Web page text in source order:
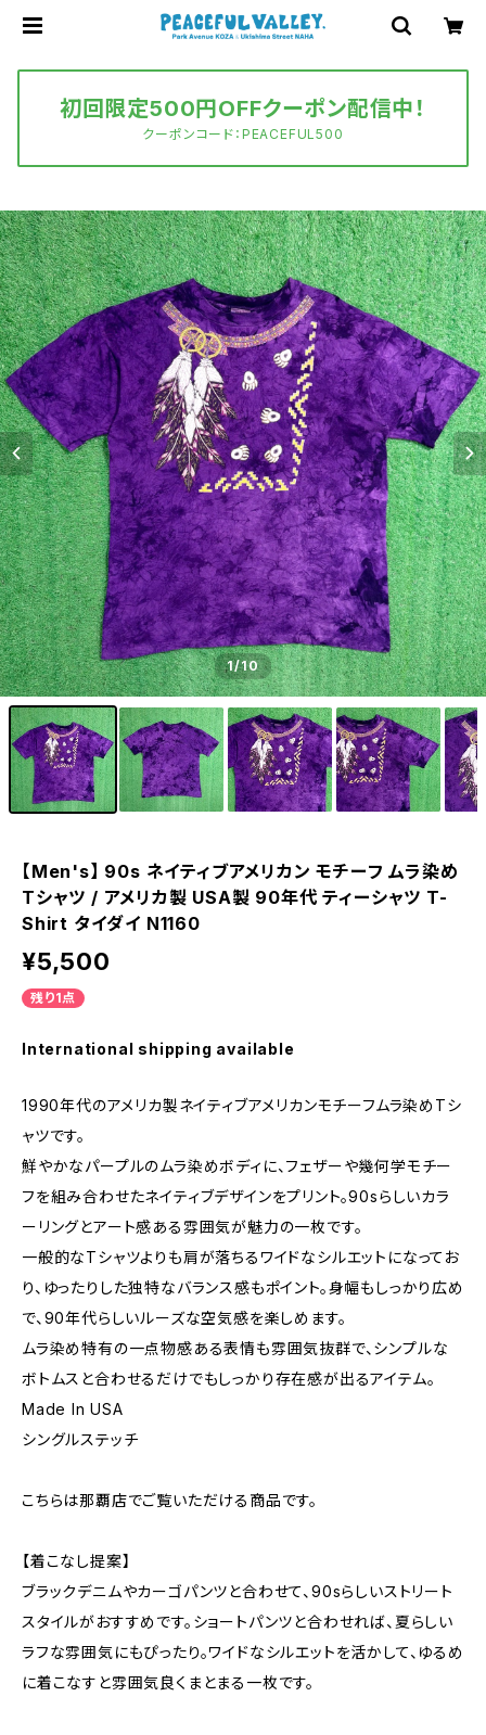
初回限定500円OFFクーポン配信中！
クーポンコード：PEACEFUL500
1/10
【Men's】 90s ネイティブアメリカン モチーフ ムラ染め
Tシャツ / アメリカ製 USA製 90年代 ティーシャツ T-
Shirt タイダイ N1160
¥5,500
残り1点
International shipping available
1990年代のアメリカ製ネイティブアメリカンモチーフムラ染めTシ
ャツです。
鮮やかなパープルのムラ染めボディに、フェザーや幾何学モチー
フを組み合わせたネイティブデザインをプリント。90sらしいカラ
ーリングとアート感ある雰囲気が魅力の一枚です。
一般的なTシャツよりも肩が落ちるワイドなシルエットになってお
り、ゆったりした独特なバランス感もポイント。身幅もしっかり広め
で、90年代らしいルーズな空気感を楽しめます。
ムラ染め特有の一点物感ある表情も雰囲気抜群で、シンプルな
ボトムスと合わせるだけでもしっかり存在感が出るアイテム。
Made In USA
シングルステッチ
こちらは那覇店でご覧いただける商品です。
【着こなし提案】
ブラックデニムやカーゴパンツと合わせて、90sらしいストリート
スタイルがおすすめです。ショートパンツと合わせれば、夏らしい
ラフな雰囲気にもぴったり。ワイドなシルエットを活かして、ゆるめ
に着こなすと雰囲気良くまとまる一枚です。